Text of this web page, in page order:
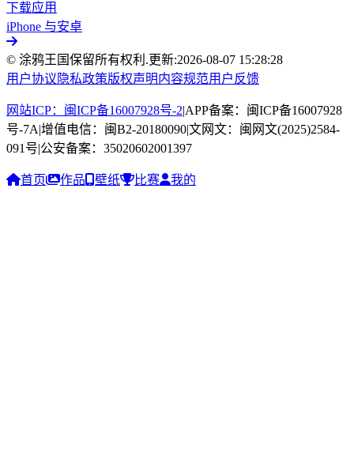
下载应用
iPhone 与安卓
© 涂鸦王国保留所有权利.更新:2026-08-07 15:28:28
用户协议 隐私政策版权声明内容规范用户反馈
网站ICP：闽ICP备16007928号-2|APP备案：闽ICP备16007928
号-7A|增值电信：闽B2-20180090|文网文：闽网文(2025)2584-
091号|公安备案：35020602001397
首页 作品 壁纸 比赛 我的